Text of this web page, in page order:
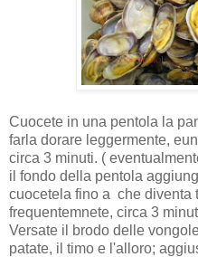
Cuocete in una pentola la
farla dorare leggermente,
circa 3 minuti. (
il fondo della pentola
cuocetela fino a che diventa
frequentemnete, circa 3
Versate il brodo delle
patate, il timo e l'alloro;